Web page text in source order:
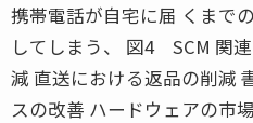
携帯電話が自宅に届 くまで
してしまう、 図4 SCM 関
減 直送における返品の削減
スの改善 ハードウェアの市